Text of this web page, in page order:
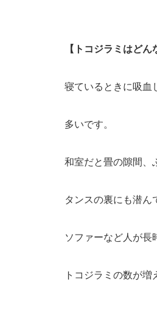
【トコジラミはど
寝ているときに吸血
多いです。
和室だと畳の隙間、
タンスの裏にも潜ん
ソファーなど人が長
トコジラミの数が